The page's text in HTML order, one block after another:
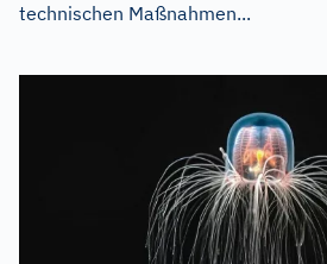
technischen Maßnahmen...